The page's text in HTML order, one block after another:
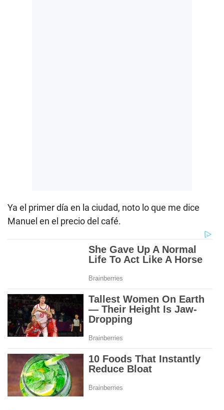
Ya el primer día en la ciudad, noto lo que me dice
Manuel en el precio del café.